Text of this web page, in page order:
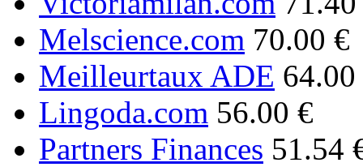
Melscience.com 70.00 €
Meilleurtaux ADE 64.00
Lingoda.com 56.00 €
Partners Finances 51.54